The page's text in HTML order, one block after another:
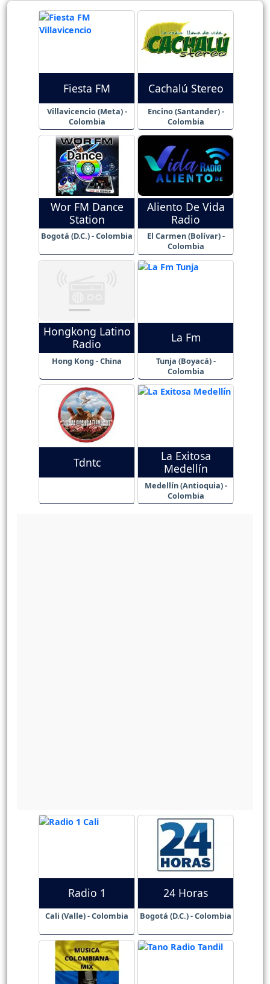
Fiesta FM
Villavicencio (Meta) -
Colombia
Cachalú Stereo
Encino (Santander) -
Colombia
Wor FM Dance
Station
Bogotá (D.C.) - Colombia
Aliento De Vida
Radio
El Carmen (Bolívar) -
Colombia
Hongkong Latino
Radio
Hong Kong - China
La Fm
Tunja (Boyacá) -
Colombia
Tdntc
La Exitosa
Medellín
Medellín (Antioquia) -
Colombia
Radio 1
Cali (Valle) - Colombia
24 Horas
Bogotá (D.C.) - Colombia